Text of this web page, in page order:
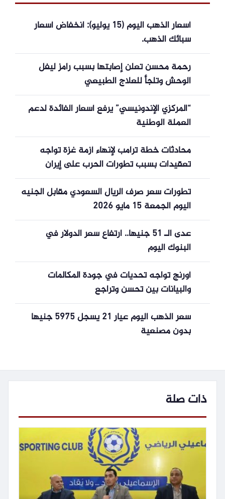
أسعار الذهب اليوم (15 يوليو): انخفاض أسعار
سبائك الذهب.
رحمة محسن تعلن إصابتها بسبب رامز ليفل
الوحش وتلجأ للعلاج الطبيعي
“المركزي الإندونيسي” يرفع أسعار الفائدة لدعم
العملة الوطنية
محادثات خطة ترامب لإنهاء أزمة غزة تواجه
تعقيدات بسبب تطورات الحرب على إيران
تطورات سعر صرف الريال السعودي مقابل الجنيه
اليوم الجمعة 15 مايو 2026
عدى الـ 51 جنيها.. ارتفاع سعر الدولار في
البنوك اليوم
أورنج تواجه تحديات في جودة المكالمات
والبيانات بين تحسن وتراجع
سعر الذهب اليوم عيار 21 يسجل 5975 جنيها
بدون مصنعية
ذات صلة